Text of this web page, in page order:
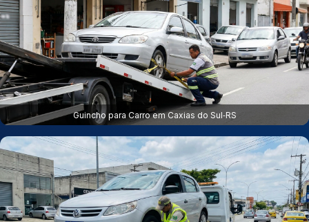
Guincho para Carro em Caxias do Sul‑RS